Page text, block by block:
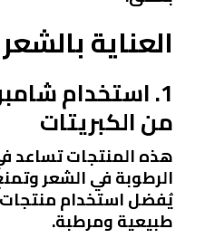
العناية
1. استخدام
من الكبريتات
هذه المنتجات تساعد
الرطوبة في الشعر
يُفضل استخدام
طبيعية ومرطبة.